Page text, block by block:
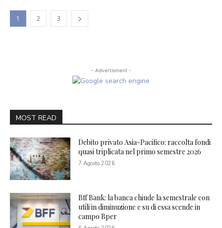
1 2 3
- Advertisment -
MOST READ
Debito privato Asia-Pacifico: raccolta fondi
quasi triplicata nel primo semestre 2026
7 Agosto 2026
Bff Bank: la banca chiude la semestrale con
utili in diminuzione e su di essa scende in
campo Bper